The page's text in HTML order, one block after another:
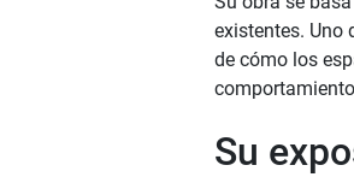
existentes. Uno
de cómo los
Su